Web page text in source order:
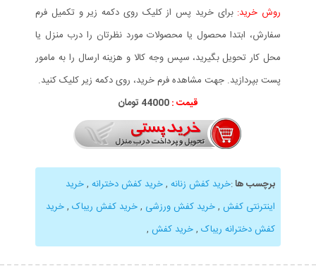
روش خرید: برای خرید پس از کلیک روی دکمه زیر و تکمیل فرم
سفارش، ابتدا محصول یا محصولات مورد نظرتان را درب منزل یا
محل کار تحویل بگیرید، سپس وجه کالا و هزینه ارسال را به مامور
پست بپردازید. جهت مشاهده فرم خرید، روی دکمه زیر کلیک کنید.
قیمت :44000 تومان
برچسب ها:خرید کفش زنانه ,خرید کفش دخترانه ,خرید
اینترنتی کفش ,خرید کفش ورزشی ,خرید کفش ریباک ,خرید
کفش دخترانه ریباک ,خرید کفش ,